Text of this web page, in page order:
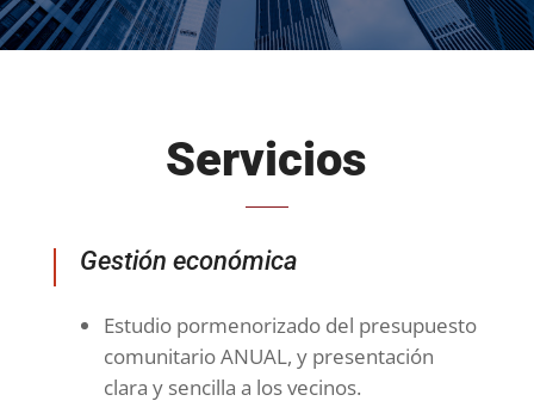
Servicios
Gestión económica
Estudio pormenorizado del presupuesto
comunitario ANUAL, y presentación
clara y sencilla a los vecinos.